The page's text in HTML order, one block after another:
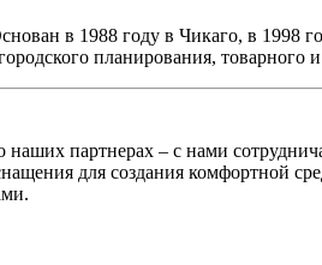
в 1988 году в Чикаго, в 1998
планирования, товарного
наших партнерах – с нами
для создания комфортной